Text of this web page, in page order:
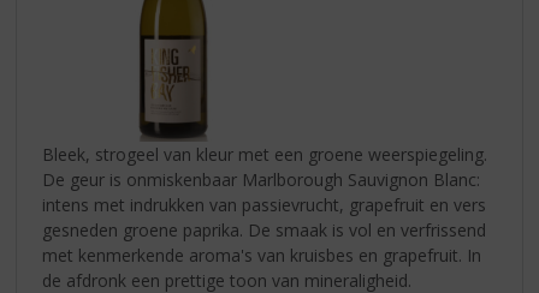
Bleek, strogeel van kleur met een groene weerspiegeling.
De geur is onmiskenbaar Marlborough Sauvignon Blanc:
intens met indrukken van passievrucht, grapefruit en vers
gesneden groene paprika. De smaak is vol en verfrissend
met kenmerkende aroma's van kruisbes en grapefruit. In
de afdronk een prettige toon van mineraligheid.